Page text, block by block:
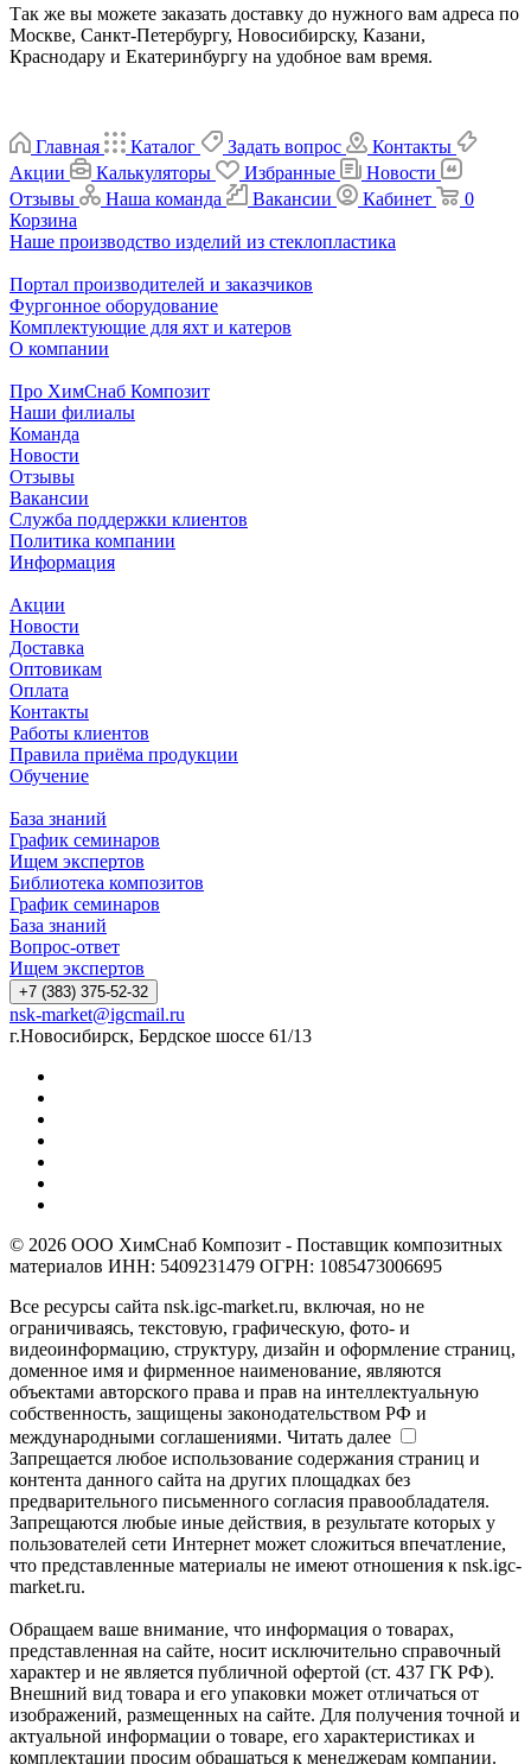
Так же вы можете заказать доставку до нужного вам адреса по
Москве, Санкт-Петербургу, Новосибирску, Казани,
Краснодару и Екатеринбургу на удобное вам время.
Главная Каталог Задать вопрос
Контакты
Акции
Калькуляторы Избранные
Новости
Отзывы
Наша команда Вакансии Кабинет
0
Корзина
Наше производство изделий из стеклопластика
Портал производителей и заказчиков
Фургонное оборудование
Комплектующие для яхт и катеров
О компании
Про ХимСнаб Композит
Наши филиалы
Команда
Новости
Отзывы
Вакансии
Служба поддержки клиентов
Политика компании
Информация
Акции
Новости
Доставка
Оптовикам
Оплата
Контакты
Работы клиентов
Правила приёма продукции
Обучение
База знаний
График семинаров
Ищем экспертов
Библиотека композитов
График семинаров
База знаний
Вопрос-ответ
Ищем экспертов
+7 (383) 375-52-32
nsk-market@igcmail.ru
г.Новосибирск, Бердское шоссе 61/13
© 2026 ООО ХимСнаб Композит - Поставщик композитных
материалов ИНН: 5409231479 ОГРН: 1085473006695
Все ресурсы сайта nsk.igc-market.ru, включая, но не
ограничиваясь, текстовую, графическую, фото- и
видеоинформацию, структуру, дизайн и оформление страниц,
доменное имя и фирменное наименование, являются
объектами авторского права и прав на интеллектуальную
собственность, защищены законодательством РФ и
международными соглашениями. Читать далее
Запрещается любое использование содержания страниц и
контента данного сайта на других площадках без
предварительного письменного согласия правообладателя.
Запрещаются любые иные действия, в результате которых у
пользователей сети Интернет может сложиться впечатление,
что представленные материалы не имеют отношения к nsk.igc-
market.ru.
Обращаем ваше внимание, что информация о товарах,
представленная на сайте, носит исключительно справочный
характер и не является публичной офертой (ст. 437 ГК РФ).
Внешний вид товара и его упаковки может отличаться от
изображений, размещенных на сайте. Для получения точной и
актуальной информации о товаре, его характеристиках и
комплектации просим обращаться к менеджерам компании.